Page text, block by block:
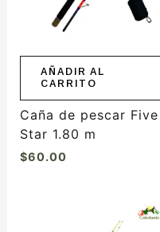
AÑADIR AL
CARRITO
Caña de pescar Five
Star 1.80 m
$60.00